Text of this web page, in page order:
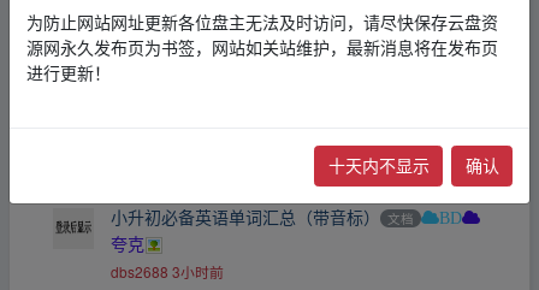
野兽赛跑2026.1080p.官方中字5.1G动作科幻惊悚
欧美 动作 犯罪 科幻 夸克
小升初必备英语单词汇总（带音标） 文档
BD
夸克
dbs2688 3小时前
为防止网站网址更新各位盘主无法及时访问，请尽快保存云盘资
源网永久发布页为书签，网站如关站维护，最新消息将在发布页
进行更新！
十天内不显示 确认